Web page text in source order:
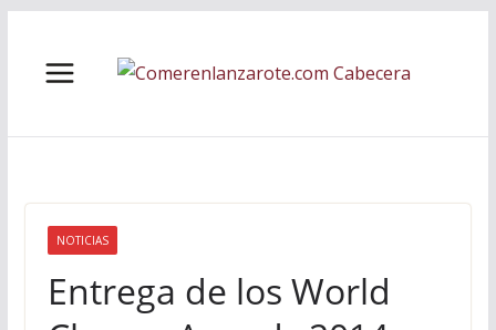
contenido
NOTICIAS
Entrega de los World